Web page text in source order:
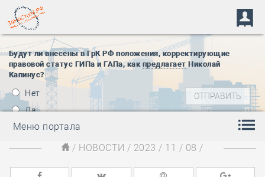
Будут ли внесены в ГрК РФ положения, корректирующие
правовой статус ГИПа и ГАПа, как предлагает Николай
Капинус?
Нет
Да
Меню портала
/ НОВОСТИ / 2023 / 11 / 08 /